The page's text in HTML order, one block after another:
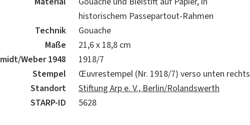
historischem Passepartout-Rahmen
Technik
Gouache
Maße
21,6 x 18,8 cm
Weber 1948
1918/7
Stempel
Œuvrestempel (Nr. 1918/7) verso unten rechts
Standort
Stiftung Arp e. V., Berlin/Rolandswerth
STARP-ID
5628